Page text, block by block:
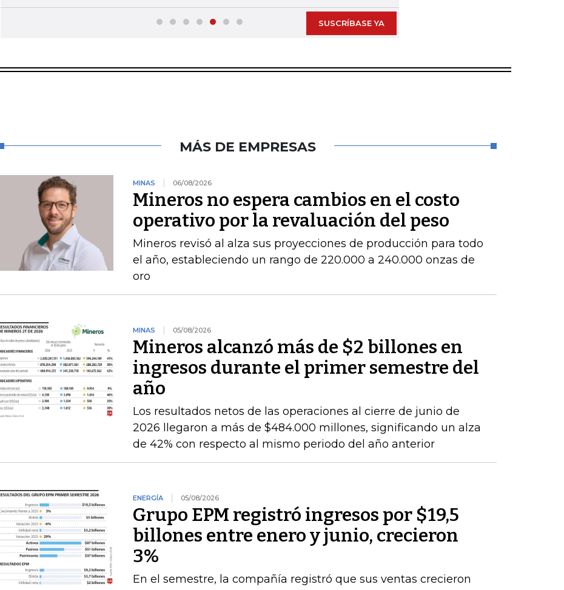
SUSCRÍBASE YA
MÁS DE EMPRESAS
MINAS 06/08/2026
Mineros no espera cambios en el costo
operativo por la revaluación del peso
Mineros revisó al alza sus proyecciones de producción para todo
el año, estableciendo un rango de 220.000 a 240.000 onzas de
oro
MINAS 05/08/2026
Mineros alcanzó más de $2 billones en
ingresos durante el primer semestre del
año
Los resultados netos de las operaciones al cierre de junio de
2026 llegaron a más de $484.000 millones, significando un alza
de 42% con respecto al mismo periodo del año anterior
ENERGÍA 05/08/2026
Grupo EPM registró ingresos por $19,5
billones entre enero y junio, crecieron
3%
En el semestre, la compañía registró que sus ventas crecieron